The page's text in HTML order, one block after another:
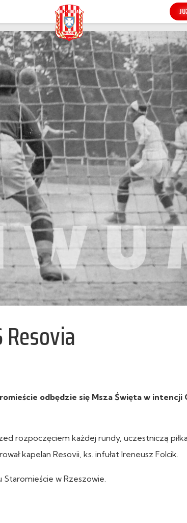
odbędzie się Msza Święta w intencji
rozpoczęciem każdej rundy, uczestniczą
kapelan Resovii, ks. infułat Ireneusz Folcik.
Staromieście w Rzeszowie.